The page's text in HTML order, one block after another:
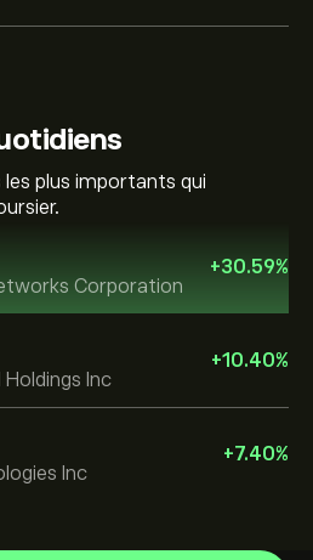
plus importants qui
Corporation
+30.59%
Inc
+10.40%
Inc
+7.40%